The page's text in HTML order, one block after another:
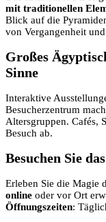
mit traditionellen
Blick auf die
von Vergangenheit
Großes
Sinne
Interaktive
Besucherzentrum
Altersgruppen. Cafés,
Besuch ab.
Besuchen Sie
Erleben Sie die Magie
online oder vor Ort
Öffnungszeiten: